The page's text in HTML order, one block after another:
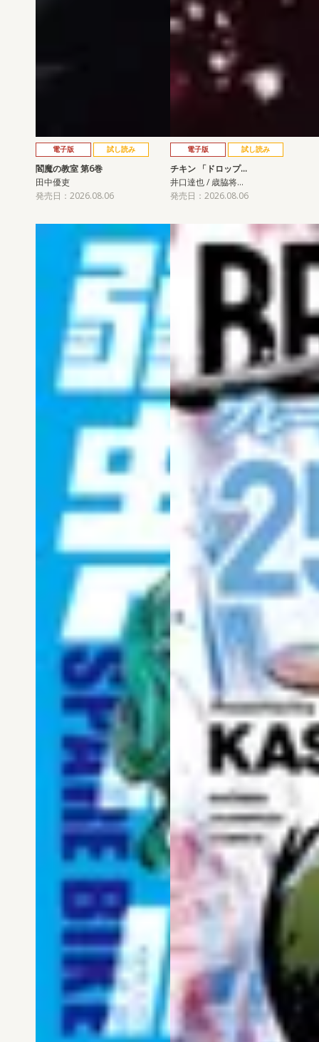
電子版 試し読み
閻魔の教室 第6巻
田中優吏
発売日：2026.08.06
電子版 試し読み
チキン 「ドロップ…
井口達也 / 歳脇将…
発売日：2026.08.06